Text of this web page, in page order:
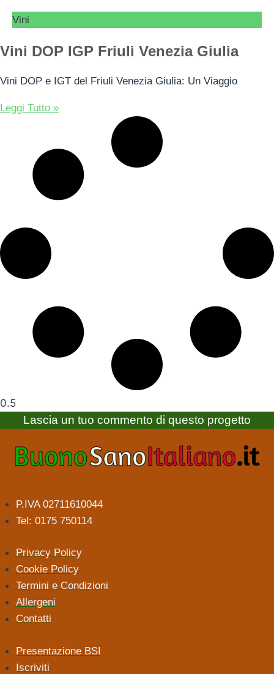
Vini
Vini DOP IGP Friuli Venezia Giulia
Vini DOP e IGT del Friuli Venezia Giulia: Un Viaggio
Leggi Tutto »
Lascia un tuo commento di questo progetto
P.IVA 02711610044
Tel: 0175 750114
Privacy Policy
Cookie Policy
Termini e Condizioni
Allergeni
Contatti
Presentazione BSI
Iscriviti